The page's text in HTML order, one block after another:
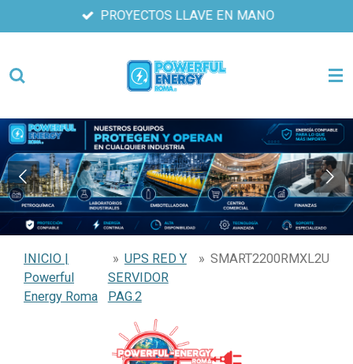
al
principal
PROYECTOS LLAVE EN MANO
INICIO |
Powerful
Energy Roma
» UPS RED Y
SERVIDOR
PAG.2
» SMART2200RMXL2U